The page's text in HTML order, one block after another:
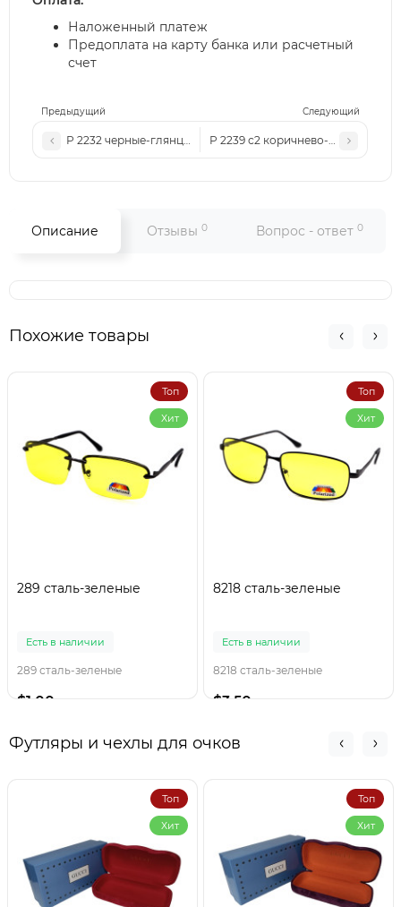
Предыдущий Следующий
Р 2232 черные-глянцевые Р 2239 с2 коричнево-матовые
Наложенный платеж
Предоплата на карту банка или расчетный
счет
Описание Отзывы 0 Вопрос - ответ 0
Похожие товары
Топ
Хит
289 сталь-зеленые
Есть в наличии
289 сталь-зеленые
$1.00
Топ
Хит
8218 сталь-зеленые
Есть в наличии
8218 сталь-зеленые
$3.50
Футляры и чехлы для очков
Топ
Хит
Топ
Хит